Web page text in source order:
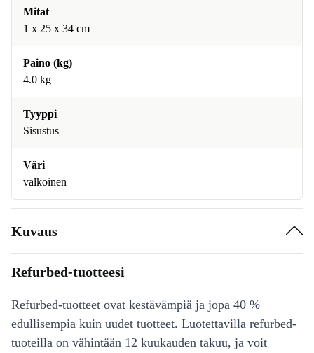
Mitat
1 x 25 x 34 cm
Paino (kg)
4.0 kg
Tyyppi
Sisustus
Väri
valkoinen
Kuvaus
Refurbed-tuotteesi
Refurbed-tuotteet ovat kestävämpiä ja jopa 40 %
edullisempia kuin uudet tuotteet. Luotettavilla refurbed-
tuoteilla on vähintään 12 kuukauden takuu, ja voit